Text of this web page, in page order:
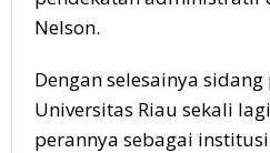
Nelson.
Dengan selesainya
Universitas Riau sekali
perannya sebagai